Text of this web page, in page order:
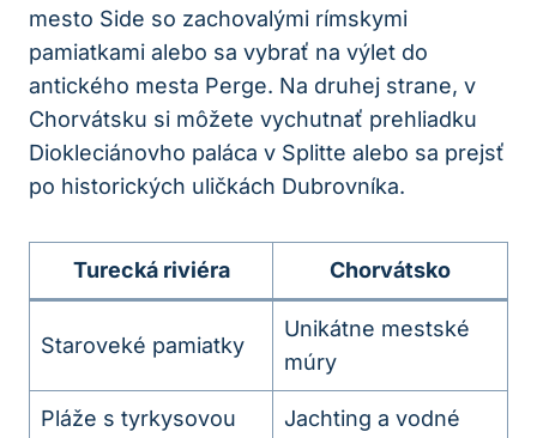
mesto Side so zachovalými rímskymi
pamiatkami alebo sa vybrať na výlet do
antického mesta Perge. Na druhej strane, v
Chorvátsku si môžete vychutnať prehliadku
Diokleciánovho paláca v Splitte alebo sa prejsť
po historických uličkách Dubrovníka.
Turecká riviéra Chorvátsko
Staroveké pamiatky
Unikátne mestské
múry
Pláže s tyrkysovou
Jachting a vodné